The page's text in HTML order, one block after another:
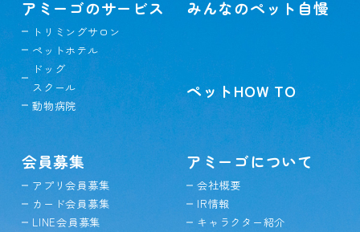
アミーゴのサービス
トリミングサロン
ペットホテル
ドッグ
スクール
動物病院
みんなのペット自慢
ペットHOW TO
会員募集
アプリ会員募集
カード会員募集
LINE会員募集
アミーゴについて
会社概要
IR情報
キャラクター紹介